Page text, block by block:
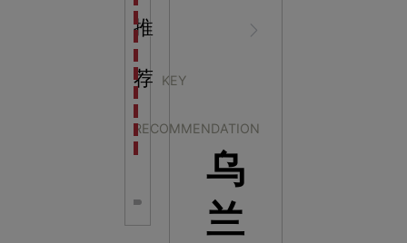
CENTER
推
荐 KEY
RECOMMENDATION
非遗文化展厅设计要点：展厅布局策展技巧和创新元
航空航天科技馆设计思路：如何设计促进公众的兴趣
目前科技馆的展示内容主要包含哪些几个方面？
全息体验馆设计：打造身临其境的奇妙世界
乌
兰